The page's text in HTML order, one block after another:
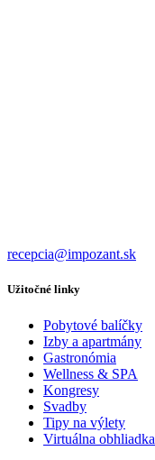
recepcia@impozant.sk
Užitočné linky
Pobytové balíčky
Izby a apartmány
Gastronómia
Wellness & SPA
Kongresy
Svadby
Tipy na výlety
Virtuálna obhliadka